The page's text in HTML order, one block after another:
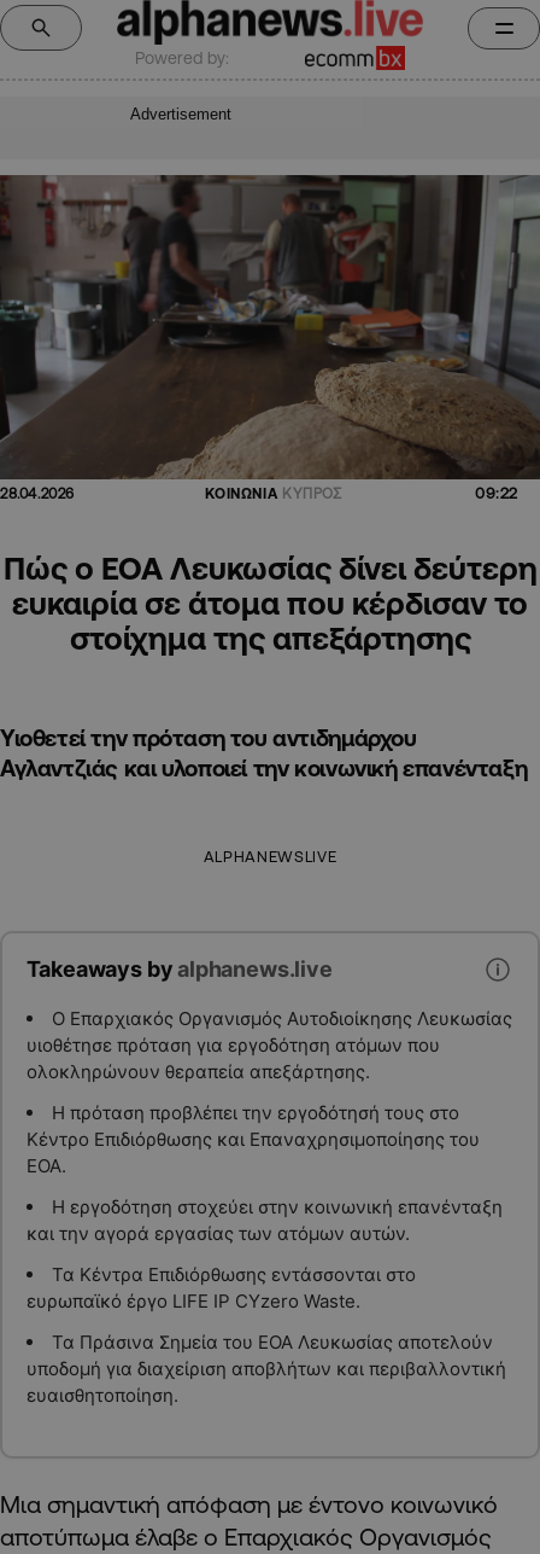
Powered by:
Advertisement
28.04.2026 ΚΟΙΝΩΝΙΑ ΚΥΠΡΟΣ 09:22
Πώς ο ΕΟΑ Λευκωσίας δίνει δεύτερη
ευκαιρία σε άτομα που κέρδισαν το
στοίχημα της απεξάρτησης
Υιοθετεί την πρόταση του αντιδημάρχου
Αγλαντζιάς και υλοποιεί την κοινωνική επανένταξη
ALPHANEWSLIVE
Takeaways byalphanews.live
Ο Επαρχιακός Οργανισμός Αυτοδιοίκησης Λευκωσίας
υιοθέτησε πρόταση για εργοδότηση ατόμων που
ολοκληρώνουν θεραπεία απεξάρτησης.
Η πρόταση προβλέπει την εργοδότησή τους στο
Κέντρο Επιδιόρθωσης και Επαναχρησιμοποίησης του
ΕΟΑ.
Η εργοδότηση στοχεύει στην κοινωνική επανένταξη
και την αγορά εργασίας των ατόμων αυτών.
Τα Κέντρα Επιδιόρθωσης εντάσσονται στο
ευρωπαϊκό έργο LIFE IP CYzero Waste.
Τα Πράσινα Σημεία του ΕΟΑ Λευκωσίας αποτελούν
υποδομή για διαχείριση αποβλήτων και περιβαλλοντική
ευαισθητοποίηση.
Μια σημαντική απόφαση με έντονο κοινωνικό
αποτύπωμα έλαβε o Επαρχιακός Οργανισμός